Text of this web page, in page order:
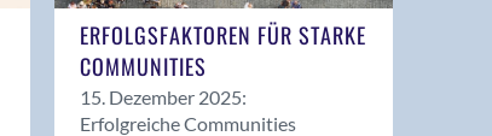
ERFOLGSFAKTOREN FÜR STARKE
COMMUNITIES
15. Dezember 2025:
Erfolgreiche Communities